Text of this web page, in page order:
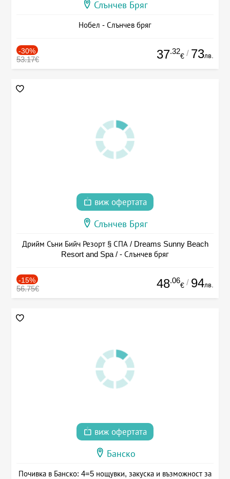
Слънчев Бряг
Нобел - Слънчев бряг
-30%
53.17€ 37.32
€ / 73лв.
виж офертата
Слънчев Бряг
Дрийм Съни Бийч Резорт § СПА / Dreams Sunny Beach
Resort and Spa / - Слънчев бряг
-15%
56.75€ 48.06
€ / 94лв.
виж офертата
Банско
Почивка в Банско: 4=5 нощувки, закуска и възможност за